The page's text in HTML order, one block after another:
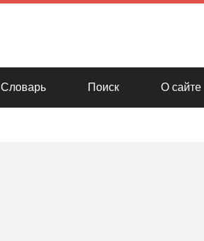
Словарь Поиск О сайте